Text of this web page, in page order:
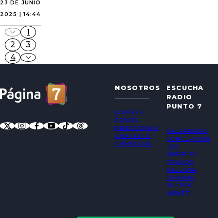
23 DE JUNIO
2025 | 14:44
1
2
3
4
NOSOTROS
QUIÉNES
SOMOS
DIRECCIONES
CONTACTO
COMERCIAL
ESCUCHA
RADIO
PUNTO 7
VALPARAÍSO
CONCEPCIÓN
LOS
ÁNGELES
TEMUCO
VALDIVIA
OSORNO
PUERTO
MONTT